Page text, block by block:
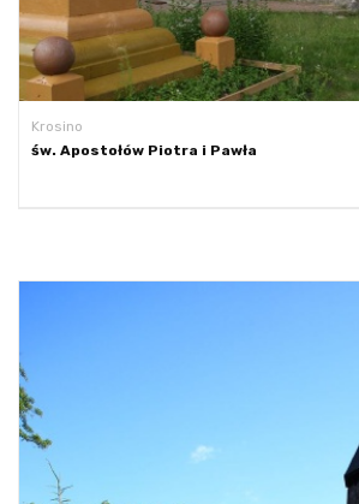
Krosino
św. Apostołów Piotra i Pawła